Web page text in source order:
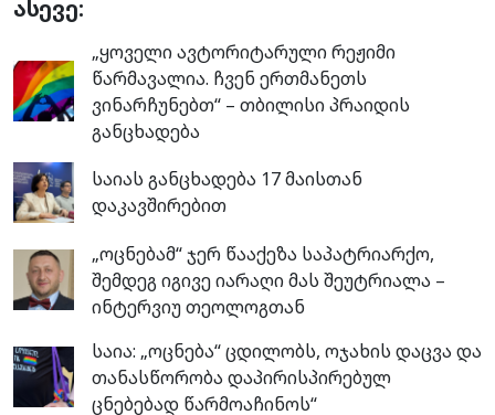
ასევე:
„ყოველი ავტორიტარული რეჟიმი
წარმავალია. ჩვენ ერთმანეთს
ვინარჩუნებთ“ – თბილისი პრაიდის
განცხადება
საიას განცხადება 17 მაისთან
დაკავშირებით
„ოცნებამ“ ჯერ წააქეზა საპატრიარქო,
შემდეგ იგივე იარაღი მას შეუტრიალა –
ინტერვიუ თეოლოგთან
საია: „ოცნება“ ცდილობს, ოჯახის დაცვა და
თანასწორობა დაპირისპირებულ
ცნებებად წარმოაჩინოს“